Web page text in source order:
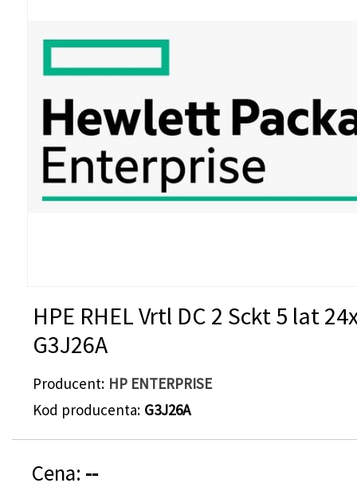
HPE RHEL Vrtl DC 2 Sckt 5 lat
G3J26A
Producent HP ENTERPRISE
Kod producenta G3J26A
Cena: --